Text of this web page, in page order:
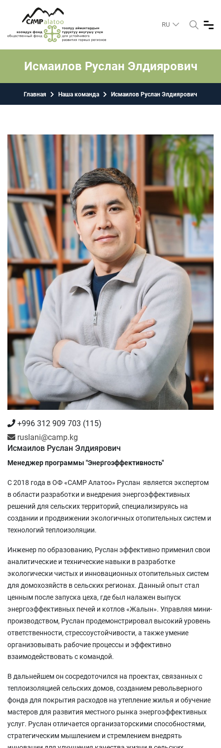
RU
Исмаилов Руслан Элдиярович
Главная Наша команда Исмаилов Руслан Элдиярович
+996 312 909 703 (115)
ruslani@camp.kg
Исмаилов Руслан Элдиярович
Менеджер программы "Энергоэффективность"
С 2018 года в ОФ «САМР Алатоо» Руслан является экспертом
в области разработки и внедрения энергоэффективных
решений для сельских территорий, специализируясь на
создании и продвижении экологичных отопительных систем и
технологий теплоизоляции.
Инженер по образованию, Руслан эффективно применил свои
аналитические и технические навыки в разработке
экологически чистых и инновационных отопительных систем
для домохозяйств в сельских регионах. Данный опыт стал
ценным после запуска цеха, где был налажен выпуск
энергоэффективных печей и котлов «Жалын». Управляя мини-
производством, Руслан продемонстрировал высокий уровень
ответственности, стрессоустойчивости, а также умение
организовывать рабочие процессы и эффективно
взаимодействовать с командой.
В дальнейшем он сосредоточился на проектах, связанных с
теплоизоляцией сельских домов, созданием револьверного
фонда для покрытия расходов на утепление жилья и обучение
мастеров для развития местного рынка энергоэффективных
услуг. Руслан отличается организаторскими способностями,
стратегическим мышлением и стремлением внедрять